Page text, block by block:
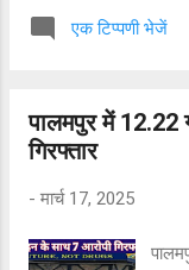
से 12
शुरू
एक टिप्पणी भेजें
पालमपुर में 12.22
गिरफ्तार
- मार्च 17, 2025